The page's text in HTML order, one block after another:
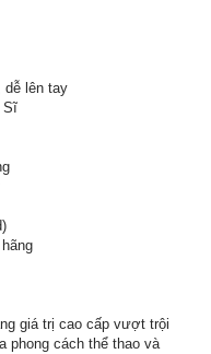
dễ lên tay
Sĩ
giá trị cao cấp vượt trội
phong cách thể thao và